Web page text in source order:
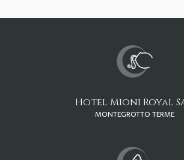
Hotel Mioni Royal
MONTEGROTTO TERME